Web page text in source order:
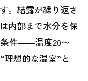
。結露が繰り返さ
内部まで水分を保
条件――温度20〜
想的な温室”と